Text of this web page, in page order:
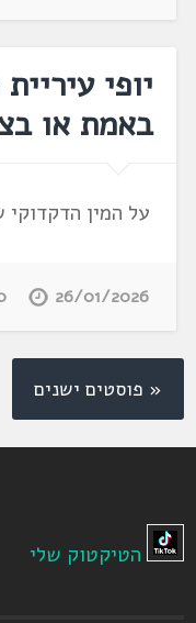
יופי
באמת או
על המין
26/01/2026
« פוסטים ישנים
הטיקטוק שלי